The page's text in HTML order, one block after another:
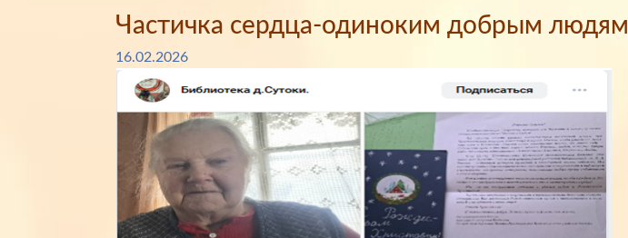
Частичка сердца-одиноким добрым людям
16.02.2026